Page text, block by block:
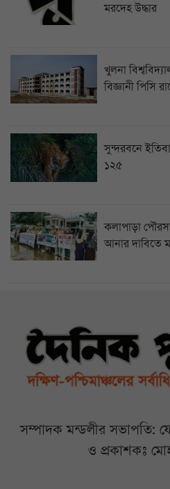
মরদেহ উদ্ধার
খুলনা
বিজ্ঞানী পিসি
সুন্দরবনে
১২৫
কলাপাড়া
আনার দাবিতে
সম্পাদক মন্ডলীর সভাপতি:
ও প্রকাশকঃ